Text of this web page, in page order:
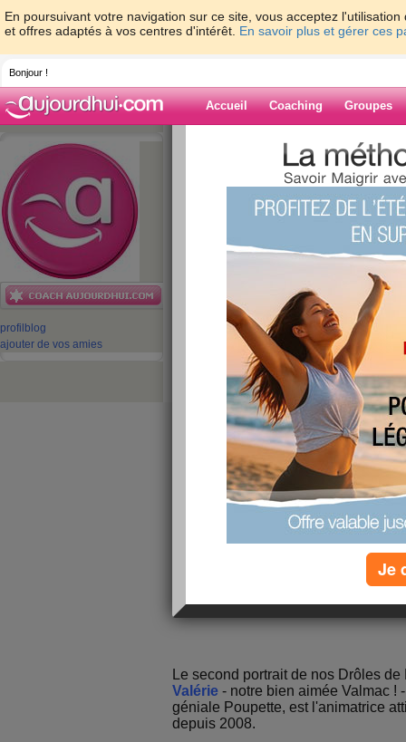
En poursuivant votre navigation sur ce site, vous acceptez
et offres adaptés à vos centres d'intérêt. En savoir plus et gérer ces
Bonjour !
Accueil Coaching Groupes
profil blog
ajouter de vos amies
>
equipe-
Blog de equipe-
aujourdhuicom
Drôles de Dames
de Valérie
publié le 24/12/2009 à 05:56
Le second portrait de nos Drôles
Valérie - notre bien aimée Valmac !
géniale Poupette, est l'animatrice
depuis 2008.
Je